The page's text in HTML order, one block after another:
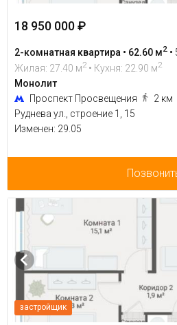
18 950 000 ₽
2-комнатная квартира • 62.60 м2 •
Жилая: 27.40 м2 • Кухня: 22.90 м2
Монолит
Проспект Просвещения
2 км
Руднева ул., строение 1, 15
Изменен: 29.05
застройщик